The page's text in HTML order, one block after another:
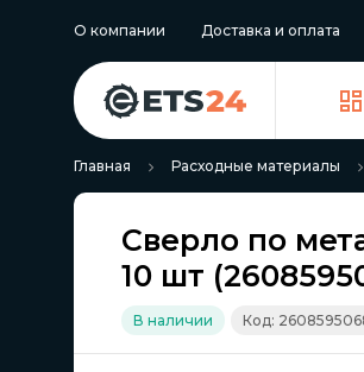
О компании Доставка и оплата
Главная Расходные материалы
Сверло по
10 шт
В наличии Код: